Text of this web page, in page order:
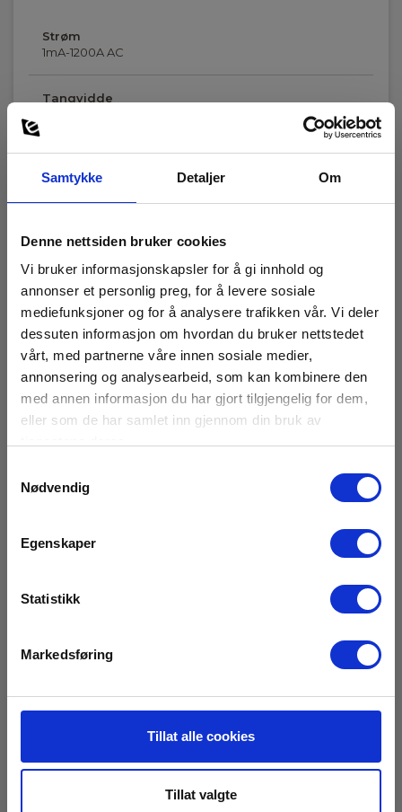
Samtykke Detaljer Om
Denne nettsiden bruker cookies
Vi bruker informasjonskapsler for å gi innhold og
annonser et personlig preg, for å levere sosiale
mediefunksjoner og for å analysere trafikken vår. Vi deler
dessuten informasjon om hvordan du bruker nettstedet
vårt, med partnerne våre innen sosiale medier,
annonsering og analysearbeid, som kan kombinere den
med annen informasjon du har gjort tilgjengelig for dem,
eller som de har samlet inn gjennom din bruk av
Nødvendig
Egenskaper
Statistikk
Markedsføring
Tillat alle cookies
Tillat valgte
Strøm
1mA-1200A AC
Tangvidde
216x111x45 mm
550 g
Tilbehør
CA C100 Strømtang 1200 A AC